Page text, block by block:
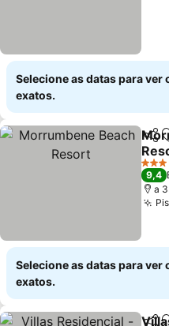
Selecione as datas para ver
exatos.
Ver
3
9,4
a
Selecione as datas para ver
exatos.